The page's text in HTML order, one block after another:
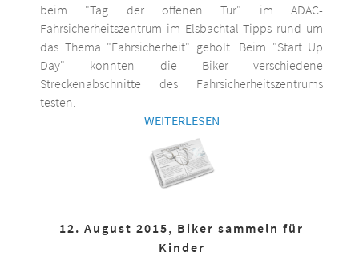
beim "Tag der offenen Tür" im ADAC-
Fahrsicherheitszentrum im Elsbachtal Tipps rund um
das Thema "Fahrsicherheit" geholt. Beim "Start Up
Day" konnten die Biker verschiedene
Streckenabschnitte des Fahrsicherheitszentrums
testen.
WEITERLESEN
12. August 2015, Biker sammeln für
Kinder